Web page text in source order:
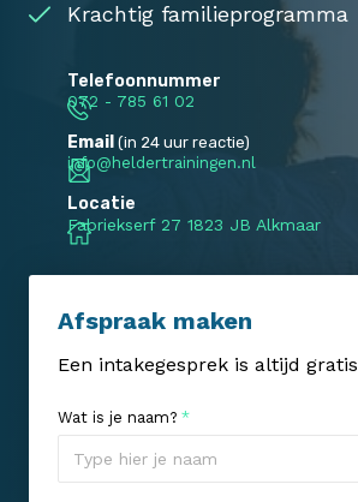
Krachtig familieprogramma
Telefoonnummer
072 - 785 61 02
Email (in 24 uur reactie)
info@heldertrainingen.nl
Locatie
Fabriekserf 27 1823 JB Alkmaar
Afspraak maken
Een intakegesprek is altijd gratis
Wat is je naam? *